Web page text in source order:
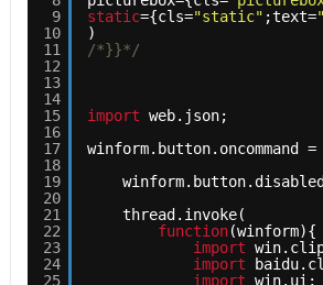
9
10
11
12
13
14
15
16
17
18
19
20
21
22
23
24
25
static={cls="static" ;text=
)
/*}}*/
import web.json;
winform.button.oncommand =
thread.invoke(
function(winform){
import
import
import win.ui;